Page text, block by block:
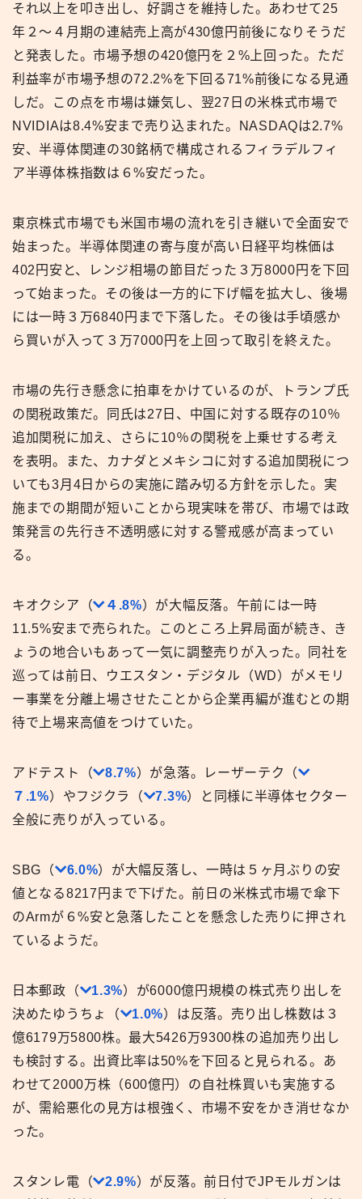
それ以上を叩き出し、好調さを維持した。あわせて25
年２〜４月期の連結売上高が430億円前後になりそうだ
と発表した。市場予想の420億円を２%上回った。ただ
利益率が市場予想の72.2%を下回る71%前後になる見通
しだ。この点を市場は嫌気し、翌27日の米株式市場で
NVIDIAは8.4%安まで売り込まれた。NASDAQは2.7%
安、半導体関連の30銘柄で構成されるフィラデルフィ
ア半導体株指数は６%安だった。
東京株式市場でも米国市場の流れを引き継いで全面安で
始まった。半導体関連の寄与度が高い日経平均株価は
402円安と、レンジ相場の節目だった３万8000円を下回
って始まった。その後は一方的に下げ幅を拡大し、後場
には一時３万6840円まで下落した。その後は手頃感か
ら買いが入って３万7000円を上回って取引を終えた。
市場の先行き懸念に拍車をかけているのが、トランプ氏
の関税政策だ。同氏は27日、中国に対する既存の10％
追加関税に加え、さらに10％の関税を上乗せする考え
を表明。また、カナダとメキシコに対する追加関税につ
いても3月4日からの実施に踏み切る方針を示した。実
施までの期間が短いことから現実味を帯び、市場では政
策発言の先行き不透明感に対する警戒感が高まってい
る。
キオクシア（ ４.8%）が大幅反落。午前には一時
11.5%安まで売られた。このところ上昇局面が続き、き
ょうの地合いもあって一気に調整売りが入った。同社を
巡っては前日、ウエスタン・デジタル（WD）がメモリ
ー事業を分離上場させたことから企業再編が進むとの期
待で上場来高値をつけていた。
アドテスト（ 8.7%）が急落。レーザーテク（
７.1%）やフジクラ（ 7.3%）と同様に半導体セクター
全般に売りが入っている。
SBG（ 6.0%）が大幅反落し、一時は５ヶ月ぶりの安
値となる8217円まで下げた。前日の米株式市場で傘下
のArmが６%安と急落したことを懸念した売りに押され
ているようだ。
日本郵政（ 1.3%）が6000億円規模の株式売り出しを
決めたゆうちょ（
1.0%）は反落。売り出し株数は３
億6179万5800株。最大5426万9300株の追加売り出し
も検討する。出資比率は50%を下回ると見られる。あ
わせて2000万株（600億円）の自社株買いも実施する
が、需給悪化の見方は根強く、市場不安をかき消せなか
った。
スタンレ電（ 2.9%）が反落。前日付でJPモルガンは